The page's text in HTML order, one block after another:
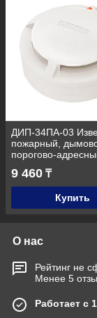
ДИП-34ПА-03
пожарный,
порогово-
9 460 ₸
Купить
О нас
Рейтинг не
Менее 5
Работает с